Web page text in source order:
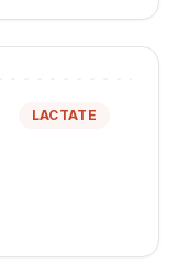
LACTATE